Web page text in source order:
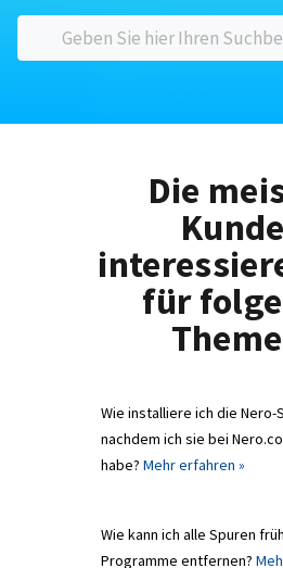
Die
für
Wie installiere ich die Nero-
nachdem ich sie bei
habe? Mehr erfahren »
Wie kann ich alle Spuren
Programme entfernen?